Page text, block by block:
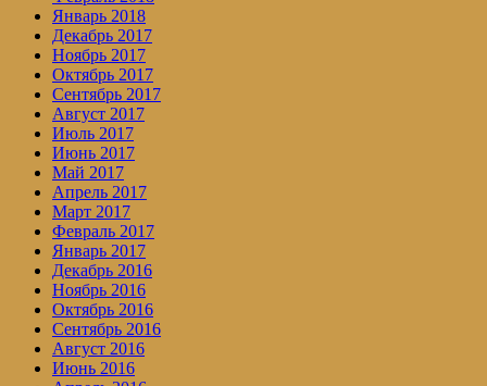
Январь 2018
Декабрь 2017
Ноябрь 2017
Октябрь 2017
Сентябрь 2017
Август 2017
Июль 2017
Июнь 2017
Май 2017
Апрель 2017
Март 2017
Февраль 2017
Январь 2017
Декабрь 2016
Ноябрь 2016
Октябрь 2016
Сентябрь 2016
Август 2016
Июнь 2016